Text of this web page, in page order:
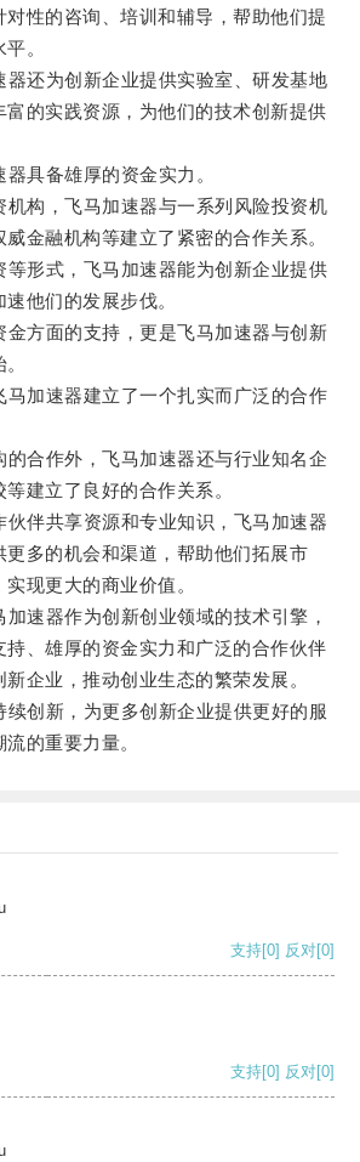
性的咨询、培训和辅导，帮助他们提
。
还为创新企业提供实验室、研发基地
富的实践资源，为他们的技术创新提供
具备雄厚的资金实力。
构，飞马加速器与一系列风险投资机
金融机构等建立了紧密的合作关系。
形式，飞马加速器能为创新企业提供
他们的发展步伐。
方面的支持，更是飞马加速器与创新
加速器建立了一个扎实而广泛的合作
合作外，飞马加速器还与行业知名企
建立了良好的合作关系。
伴共享资源和专业知识，飞马加速器
更多的机会和渠道，帮助他们拓展市
现更大的商业价值。
器作为创新创业领域的技术引擎，
持、雄厚的资金实力和广泛的合作伙伴
企业，推动创业生态的繁荣发展。
创新，为更多创新企业提供更好的服
的重要力量。
支持[0] 反对[0]
支持[0] 反对[0]